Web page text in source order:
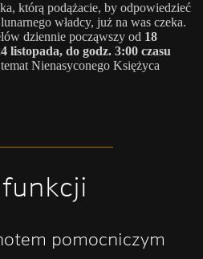
którą podążacie, by odpowiedzieć
władcy, już na was czeka.
dziennie począwszy od 18
listopada, do godz. 3:00 czasu
Nienasyconego Księżyca
pomocniczym